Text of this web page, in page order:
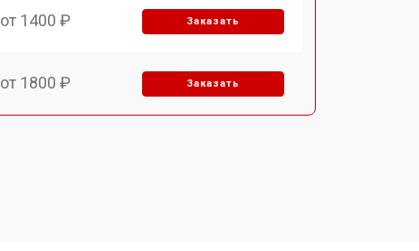
от 1400 ₽ Заказать
от 1800 ₽ Заказать